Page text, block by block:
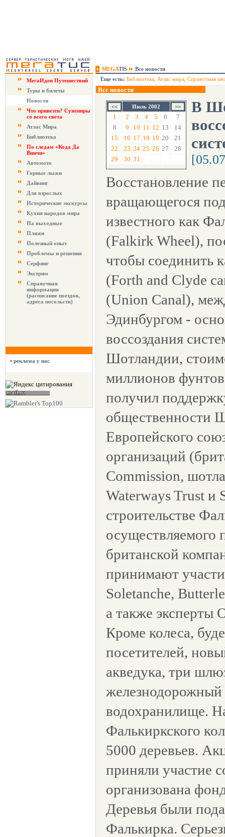
MEGATIS
Все новости
МегаИдеи Путешествий
Туры и билеты
Новости
Что привезти? Сувениры
со всего света
Атлас Мира
Библиотека
По следам «Кода Да
Винчи»
Автомото
Горные лыжи
Дайвинг
Для взрослых
Исторические экскурсы
Кухня народов мира
На выходные
Пляжи
Полезный опыт
Проблемы и решения
Серфинг
Экстрим
Справочная
информация
(расписание поездов,
адреса посольств)
реклама у нас
Еще есть: Библиотека Атлас мира Справочная
Все новости
Июль 2002
1 2 3 4 5 6
7
8
9 10 11 12 13
14
15
16 17 18 19 20
21
22
23 24 25 26 27
28
29
30 31
В
Восстановление
вращающегося
известного как
(Falkirk Wheel),
чтобы соединить
(Forth and Clyde
(Union Canal),
Эдинбургом -
воссоздания
Шотландии,
миллионов
получил
общественности
Европейского
организаций
Commission,
Waterways Trust и
строительстве
осуществляемого
британской
принимают
Soletanche,
а также эксперты
Кроме колеса,
посетителей,
акведука, три
железнодорожный
водохранилище.
Фалькиркского
5000 деревьев.
приняли участие
организована
Деревья были
Фалькирка.